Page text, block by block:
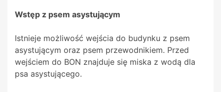
Wstęp z psem asystującym
Istnieje możliwość wejścia do budynku z psem
asystującym oraz psem przewodnikiem. Przed
wejściem do BON znajduje się miska z wodą dla
psa asystującego.